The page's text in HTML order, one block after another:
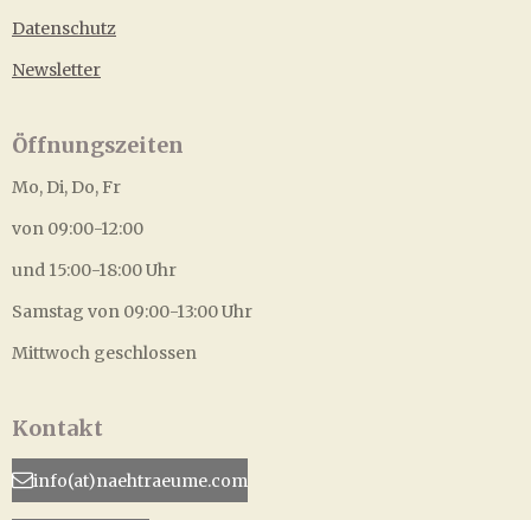
Datenschutz
Newsletter
Öffnungszeiten
Mo, Di, Do, Fr
von 09:00-12:00
und 15:00-18:00 Uhr
Samstag von 09:00-13:00 Uhr
Mittwoch geschlossen
Kontakt
info(at)naehtraeume.com